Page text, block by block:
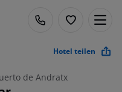
Hotel teilen
de Andratx